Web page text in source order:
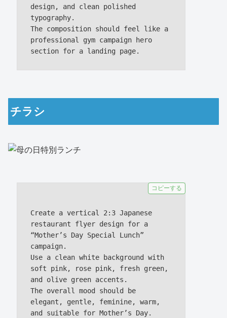
design, and clean polished
typography.
The composition should feel like a
professional gym campaign hero
チラシ
Create a vertical 2:3 Japanese
restaurant flyer design for a
“Mother’s Day Special Lunch”
campaign.
Use a clean white background with
soft pink, rose pink, fresh green,
and olive green accents.
The overall mood should be
elegant, gentle, feminine, warm,
and suitable for Mother’s Day.
コピーする